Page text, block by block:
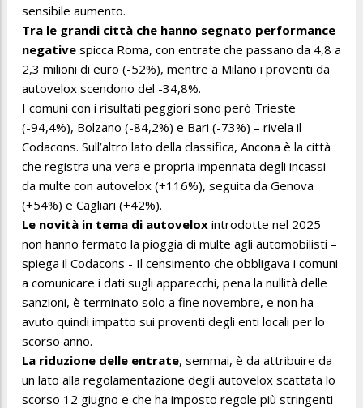
sensibile aumento.
Tra le grandi città che hanno segnato performance
negative spicca Roma, con entrate che passano da 4,8 a
2,3 milioni di euro (-52%), mentre a Milano i proventi da
autovelox scendono del -34,8%.
I comuni con i risultati peggiori sono però Trieste
(-94,4%), Bolzano (-84,2%) e Bari (-73%) – rivela il
Codacons. Sull’altro lato della classifica, Ancona è la città
che registra una vera e propria impennata degli incassi
da multe con autovelox (+116%), seguita da Genova
(+54%) e Cagliari (+42%).
Le novità in tema di autovelox introdotte nel 2025
non hanno fermato la pioggia di multe agli automobilisti –
spiega il Codacons - Il censimento che obbligava i comuni
a comunicare i dati sugli apparecchi, pena la nullità delle
sanzioni, è terminato solo a fine novembre, e non ha
avuto quindi impatto sui proventi degli enti locali per lo
scorso anno.
La riduzione delle entrate, semmai, è da attribuire da
un lato alla regolamentazione degli autovelox scattata lo
scorso 12 giugno e che ha imposto regole più stringenti